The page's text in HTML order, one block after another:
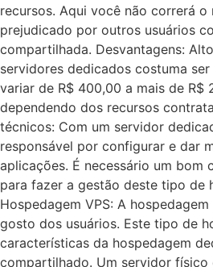
recursos. Aqui você não correrá
prejudicado por outros usuários
compartilhada. Desvantagens:
servidores dedicados costuma
variar de R$ 400,00 a mais de R$
dependendo dos recursos
técnicos: Com um servidor
responsável por configurar e dar
aplicações. É necessário um bom
para fazer a gestão deste tipo de
Hospedagem VPS: A
gosto dos usuários. Este tipo de
características da hospedagem
compartilhado. Um servidor